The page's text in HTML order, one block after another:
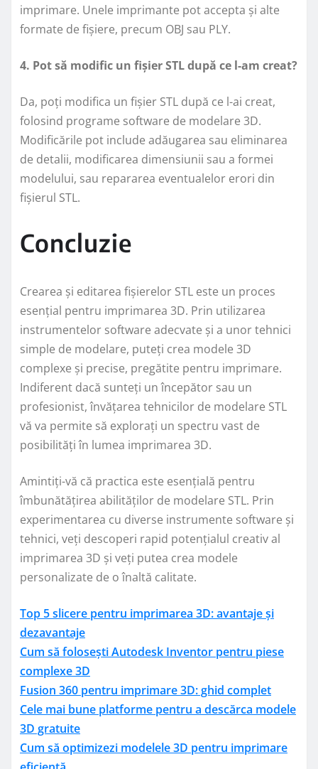
imprimare. Unele imprimante pot accepta și alte
formate de fișiere, precum OBJ sau PLY.
4. Pot să modific un fișier STL după ce l-am creat?
Da, poți modifica un fișier STL după ce l-ai creat,
folosind programe software de modelare 3D.
Modificările pot include adăugarea sau eliminarea
de detalii, modificarea dimensiunii sau a formei
modelului, sau repararea eventualelor erori din
fișierul STL.
Concluzie
Crearea și editarea fișierelor STL este un proces
esențial pentru imprimarea 3D. Prin utilizarea
instrumentelor software adecvate și a unor tehnici
simple de modelare, puteți crea modele 3D
complexe și precise, pregătite pentru imprimare.
Indiferent dacă sunteți un începător sau un
profesionist, învățarea tehnicilor de modelare STL
vă va permite să explorați un spectru vast de
posibilități în lumea imprimarea 3D.
Amintiți-vă că practica este esențială pentru
îmbunătățirea abilităților de modelare STL. Prin
experimentarea cu diverse instrumente software și
tehnici, veți descoperi rapid potențialul creativ al
imprimarea 3D și veți putea crea modele
personalizate de o înaltă calitate.
Top 5 slicere pentru imprimarea 3D: avantaje și
dezavantaje
Cum să folosești Autodesk Inventor pentru piese
complexe 3D
Fusion 360 pentru imprimare 3D: ghid complet
Cele mai bune platforme pentru a descărca modele
3D gratuite
Cum să optimizezi modelele 3D pentru imprimare